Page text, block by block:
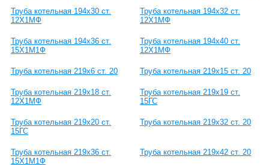
Труба котельная 194х30 ст.
12Х1МФ
Труба котельная 194х32 ст.
12Х1МФ
Труба котельная 194х36 ст.
15Х1М1Ф
Труба котельная 194х40 ст.
12Х1МФ
Труба котельная 219х6 ст. 20 Труба котельная 219х15 ст. 20
Труба котельная 219х18 ст.
12Х1МФ
Труба котельная 219х19 ст.
15ГС
Труба котельная 219х20 ст.
15ГС
Труба котельная 219х32 ст. 20
Труба котельная 219х36 ст.
15Х1М1Ф
Труба котельная 219х42 ст. 20